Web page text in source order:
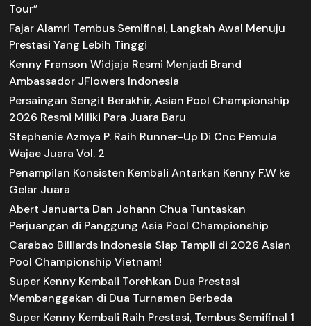
Tour”
Fajar Alamri Tembus Semifinal, Langkah Awal Menuju
Prestasi Yang Lebih Tinggi
Kenny Franson Widjaja Resmi Menjadi Brand
Ambassador JFlowers Indonesia
Persaingan Sengit Berakhir, Asian Pool Championship
2026 Resmi Miliki Para Juara Baru
Stephenie Azmya P. Raih Runner-Up Di Cnc Pemula
Wajae Juara Vol. 2
Penampilan Konsisten Kembali Antarkan Kenny F.W ke
Gelar Juara
Abert Januarta Dan Johann Chua Tuntaskan
Perjuangan di Panggung Asia Pool Championship
Carabao Billiards Indonesia Siap Tampil di 2026 Asian
Pool Championship Vietnam!
Super Kenny Kembali Torehkan Dua Prestasi
Membanggakan di Dua Turnamen Berbeda
Super Kenny Kembali Raih Prestasi, Tembus Semifinal 1